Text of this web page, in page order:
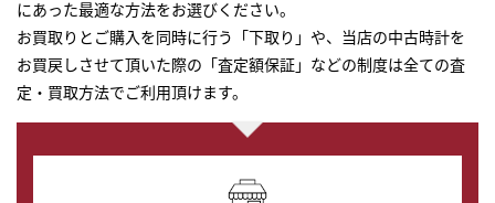
にあった最適な方法をお選びください。
お買取りとご購入を同時に行う「下取り」や、当店の中古時計を
お買戻しさせて頂いた際の「査定額保証」などの制度は全ての査
定・買取方法でご利用頂けます。